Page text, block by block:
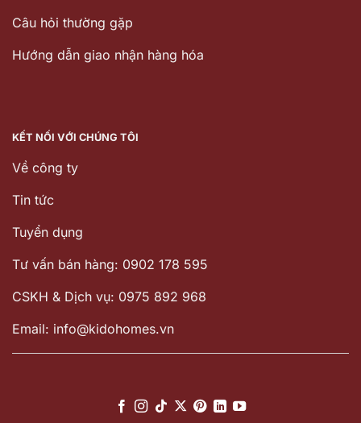
Câu hỏi thường gặp
Hướng dẫn giao nhận hàng hóa
KẾT NỐI VỚI CHÚNG TÔI
Về công ty
Tin tức
Tuyển dụng
Tư vấn bán hàng: 0902 178 595
CSKH & Dịch vụ: 0975 892 968
Email: info@kidohomes.vn